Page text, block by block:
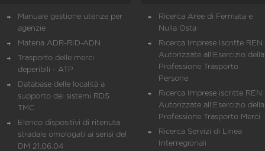
Manuale gestione utenze per
agenzie
Materia ADR-RID-ADN
Trasporto delle merci
deperibili - ATP
Database delle località a
supporto dei sistemi RDS
TMC
Elenco dispositivi di ritenuta
stradale omologati ai sensi del
DM 21.06.04
Ricerca Aree di Fermata e
Nulla Osta
Ricerca Imprese Iscritte REN
Autorizzate all'Esercizio della
Professione Trasporto
Persone
Ricerca Imprese iscritte REN
Autorizzate all'Esercizio della
Professione Trasporto Merci
Ricerca Servizi di Linea
Interregionali